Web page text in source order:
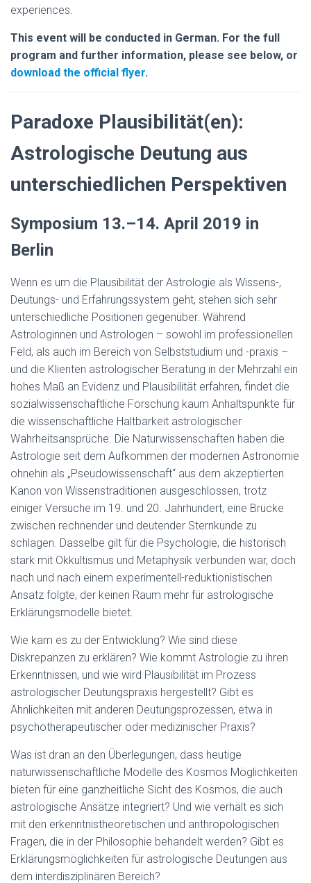
experiences.
This event will be conducted in German. For the full
program and further information, please see below, or
download the official flyer.
Paradoxe Plausibilität(en):
Astrologische Deutung aus
unterschiedlichen Perspektiven
Symposium 13.–14. April 2019 in
Berlin
Wenn es um die Plausibilität der Astrologie als Wissens-,
Deutungs- und Erfahrungssystem geht, stehen sich sehr
unterschiedliche Positionen gegenüber. Während
Astrologinnen und Astrologen – sowohl im professionellen
Feld, als auch im Bereich von Selbststudium und -praxis –
und die Klienten astrologischer Beratung in der Mehrzahl ein
hohes Maß an Evidenz und Plausibilität erfahren, findet die
sozialwissenschaftliche Forschung kaum Anhaltspunkte für
die wissenschaftliche Haltbarkeit astrologischer
Wahrheitsansprüche. Die Naturwissenschaften haben die
Astrologie seit dem Aufkommen der modernen Astronomie
ohnehin als „Pseudowissenschaft“ aus dem akzeptierten
Kanon von Wissenstraditionen ausgeschlossen, trotz
einiger Versuche im 19. und 20. Jahrhundert, eine Brücke
zwischen rechnender und deutender Sternkunde zu
schlagen. Dasselbe gilt für die Psychologie, die historisch
stark mit Okkultismus und Metaphysik verbunden war, doch
nach und nach einem experimentell-reduktionistischen
Ansatz folgte, der keinen Raum mehr für astrologische
Erklärungsmodelle bietet.
Wie kam es zu der Entwicklung? Wie sind diese
Diskrepanzen zu erklären? Wie kommt Astrologie zu ihren
Erkenntnissen, und wie wird Plausibilität im Prozess
astrologischer Deutungspraxis hergestellt? Gibt es
Ähnlichkeiten mit anderen Deutungsprozessen, etwa in
psychotherapeutischer oder medizinischer Praxis?
Was ist dran an den Überlegungen, dass heutige
naturwissenschaftliche Modelle des Kosmos Möglichkeiten
bieten für eine ganzheitliche Sicht des Kosmos, die auch
astrologische Ansätze integriert? Und wie verhält es sich
mit den erkenntnistheoretischen und anthropologischen
Fragen, die in der Philosophie behandelt werden? Gibt es
Erklärungsmöglichkeiten für astrologische Deutungen aus
dem interdisziplinären Bereich?